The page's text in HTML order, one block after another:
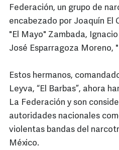
Federación, un grupo de
encabezado por Joaquín El
"El Mayo" Zambada,
José Esparragoza Moreno,
Estos hermanos,
Leyva, “El Barbas”, ahora
La Federación y son
autoridades nacionales
violentas bandas del
México.